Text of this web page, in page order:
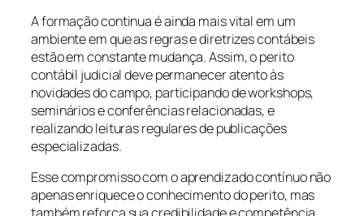
A formação continua é ainda mais vital em um
ambiente em que as regras e diretrizes contábeis
estão em constante mudança. Assim, o perito
contábil judicial deve permanecer atento às
novidades do campo, participando de workshops,
seminários e conferências relacionadas, e
realizando leituras regulares de publicações
especializadas.
Esse compromisso com o aprendizado contínuo não
apenas enriquece o conhecimento do perito, mas